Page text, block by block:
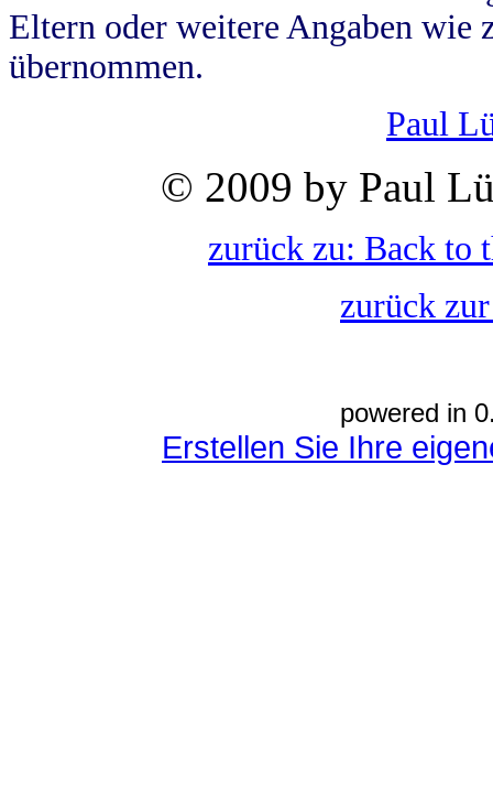
Eltern oder weitere Angaben wie
übernommen.
Paul
© 2009 by Paul
zurück zu: Back to
zurück
powered in
Erstellen Sie Ihre